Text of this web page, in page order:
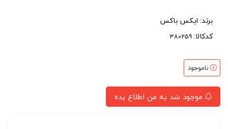
برند: ایکس باکس
کدکالا:
ناموجود
موجود شد به من اطلاع بده